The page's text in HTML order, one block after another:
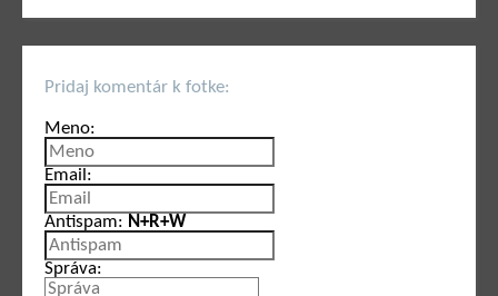
Pridaj komentár k fotke:
Meno:
Email:
Antispam: N+R+W
Správa: